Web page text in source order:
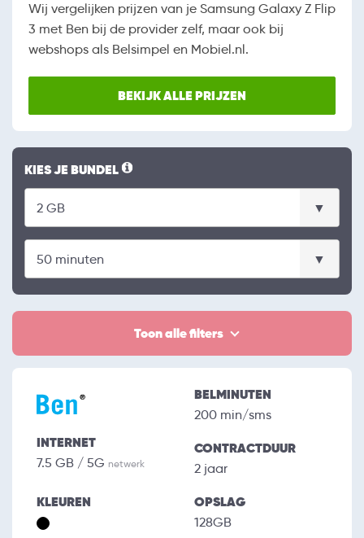
Wij vergelijken prijzen van je Samsung Galaxy Z Flip
3 met Ben bij de provider zelf, maar ook bij
webshops als Belsimpel en Mobiel.nl.
BEKIJK ALLE PRIJZEN
KIES JE BUNDEL
Toon alle filters
INTERNET
7.5 GB / 5G netwerk
BELMINUTEN
200 min/sms
CONTRACTDUUR
2 jaar
KLEUREN OPSLAG
128GB